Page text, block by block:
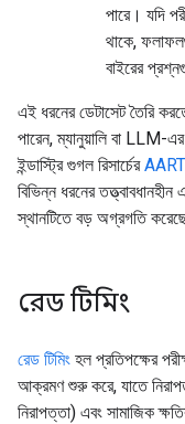
পারে। যদি
থাকে,
বাইরের
এই ধরনের ডেটাসেট তৈরি
পারেন, ম্যানুয়ালি বা LLM-
ইন্ডাস্ট্রি গুগল রিসার্চের
বিভিন্ন ধরনের
স্থানটিতে বড় অগ্রগতি
রেড টিমিং
রেড টিমিং হল প্রতিপক্ষের
আক্রমণ শুরু করে, যাতে
নিরাপত্তা) এবং সামাজিক